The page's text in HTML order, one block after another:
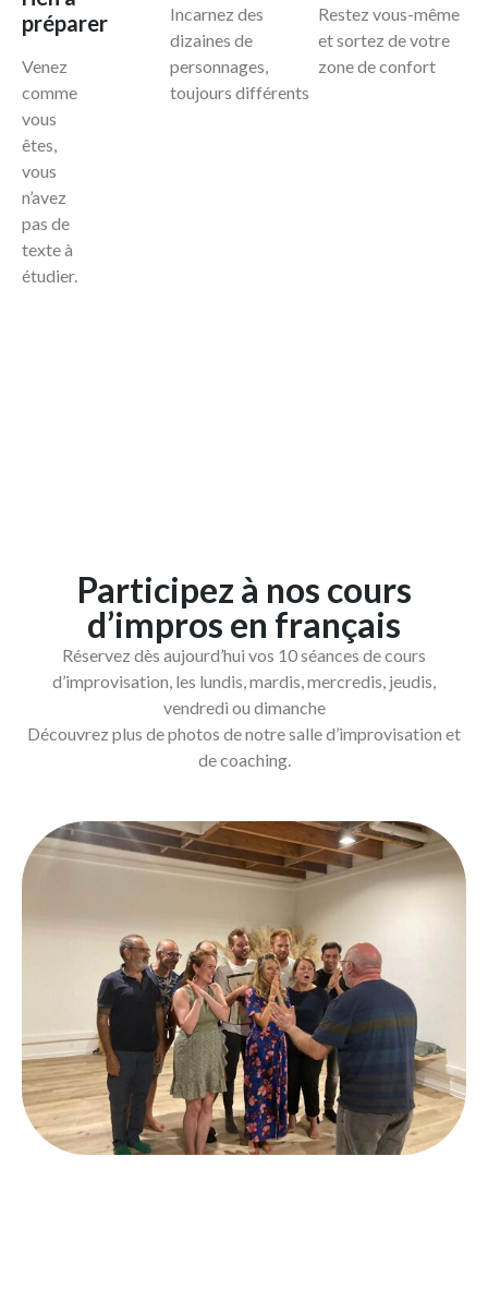
préparer
Venez
comme
vous
êtes,
vous
n’avez
pas de
texte à
étudier.
Incarnez des
dizaines de
personnages,
toujours différents
Restez vous-même
et sortez de votre
zone de confort
Participez à nos cours
d’impros en français
Réservez dès aujourd’hui vos 10 séances de cours
d’improvisation, les lundis, mardis, mercredis, jeudis,
vendredi ou dimanche
Découvrez plus de photos de notre salle d’improvisation et
de coaching.